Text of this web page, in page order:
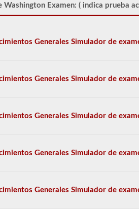
Washington Examen: ( indica prueba
Generales Simulador de
Generales Simulador de
Generales Simulador de
Generales Simulador de
Generales Simulador de